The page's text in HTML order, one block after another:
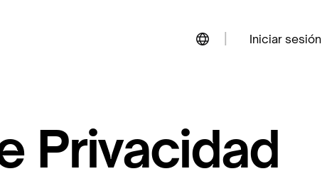
Iniciar sesión
Privacidad